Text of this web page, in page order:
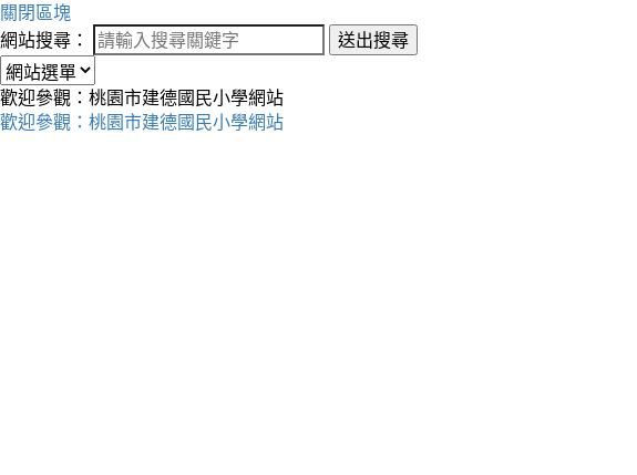
關閉區塊
網站搜尋：
送出搜尋
歡迎參觀：桃園市建德國民小學網站
歡迎參觀：桃園市建德國民小學網站